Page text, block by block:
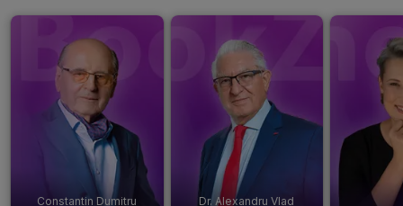
Constantin Dumitru
Dr. Alexandru Vlad